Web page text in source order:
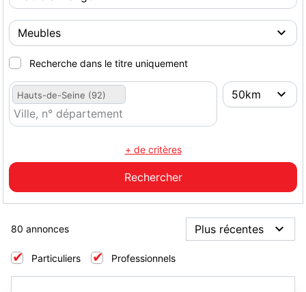
Recherche dans le titre uniquement
Hauts-de-Seine (92)
+ de critères
80 annonces
Particuliers Professionnels